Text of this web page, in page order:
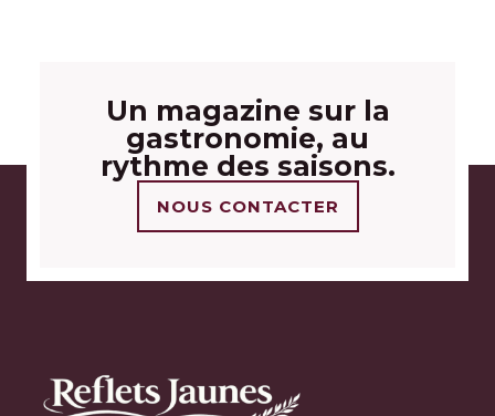
Un magazine sur la
gastronomie, au
rythme des saisons.
NOUS CONTACTER